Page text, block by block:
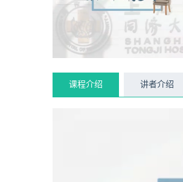
课程介绍 讲者介绍